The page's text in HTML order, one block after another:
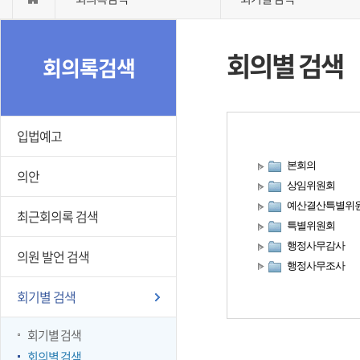
회의록검색
입법예고
의안
최근회의록 검색
의원 발언 검색
회기별 검색
회기별 검색
회의별 검색
본회의
상임위원회
예산결산특별위
특별위원회
행정사무감사
행정사무조사